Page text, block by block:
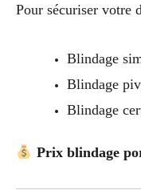
Pour sécuriser votre
Blindage
Blindage
Blindage
Prix blindage